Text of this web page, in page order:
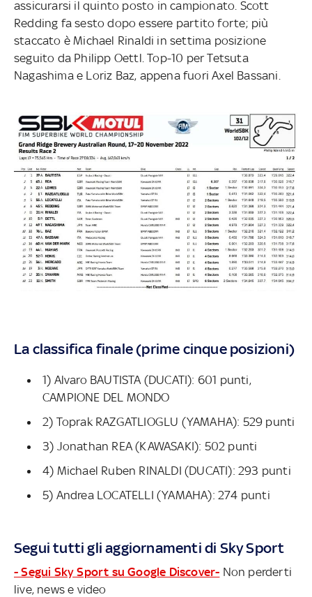
assicurarsi il quinto posto in campionato. Scott
Redding fa sesto dopo essere partito forte; più
staccato è Michael Rinaldi in settima posizione
seguito da Philipp Oettl. Top-10 per Tetsuta
Nagashima e Loriz Baz, appena fuori Axel Bassani.
La classifica finale (prime cinque posizioni)
1) Alvaro BAUTISTA (DUCATI): 601 punti,
CAMPIONE DEL MONDO
2) Toprak RAZGATLIOGLU (YAMAHA): 529 punti
3) Jonathan REA (KAWASAKI): 502 punti
4) Michael Ruben RINALDI (DUCATI): 293 punti
5) Andrea LOCATELLI (YAMAHA): 274 punti
Segui tutti gli aggiornamenti di Sky Sport
- Segui Sky Sport su Google Discover- Non perderti
live, news e video